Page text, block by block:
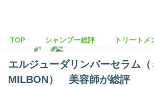
TOP シャンプー総評 トリートメ
エルジューダリンバーセラム
MILBON） 美容師が総評